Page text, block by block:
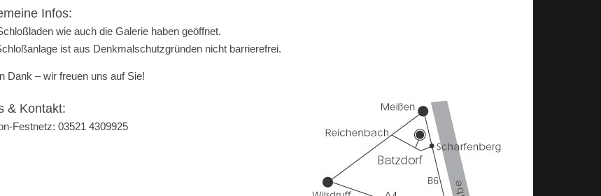
Infos:
wie auch die Galerie haben geöffnet.
ist aus Denkmalschutzgründen nicht barrierefrei.
Dank – wir freuen uns auf Sie!
& Kontakt:
Festnetz: 03521 4309925